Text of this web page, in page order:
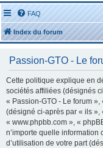
FAQ
Index du forum
Passion-GTO - Le
Cette politique explique en
sociétés affiliées (désignés
« Passion-GTO - Le forum
(désigné ci-après par « ils »,
« www.phpbb.com », «
n’importe quelle information
d’utilisation de votre part